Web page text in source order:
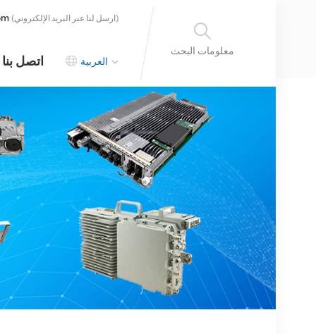
معلومات البحث
(ارسل لنا عبر البريد الإلكتروني)
اتصل بنا العربية